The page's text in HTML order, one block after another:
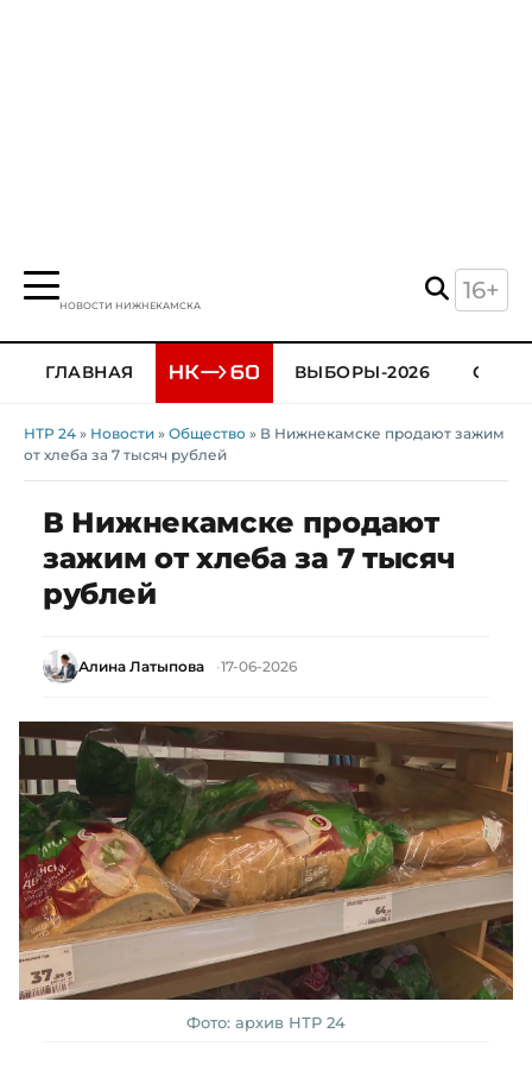
НОВОСТИ НИЖНЕКАМСКА
16+
ГЛАВНАЯ ВЫБОРЫ-2026
НТР 24 » Новости » Общество » В Нижнекамске продают зажим
от хлеба за 7 тысяч рублей
В Нижнекамске продают
зажим от хлеба за 7 тысяч
рублей
Алина Латыпова 17-06-2026
Фото: архив НТР 24